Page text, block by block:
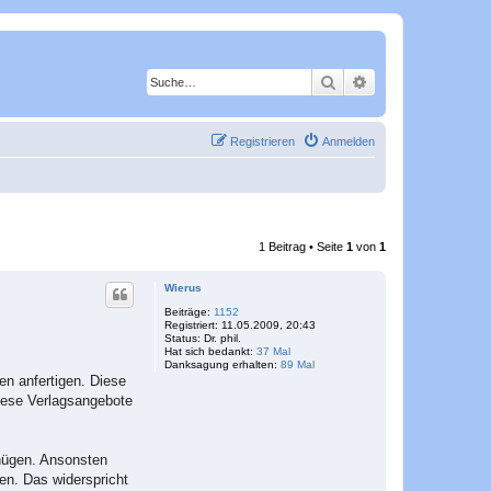
Suche
Anmelden
Registrieren
1 Beitrag • Seite 1 von 1
Wierus
Beiträge: 1152
Registriert: 11.05.2009, 20:43
Status: Dr. phil.
Hat sich bedankt: 37 Mal
Danksagung erhalten: 89 Mal
anfertigen. Diese
Verlagsangebote
Ansonsten
Das widerspricht